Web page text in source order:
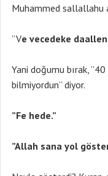
Muhammed sallallahu
”Ve vecedeke
Yani doğumu bırak,
bilmiyordun” diyor.
”Fe hede.”
”Allah sana yol